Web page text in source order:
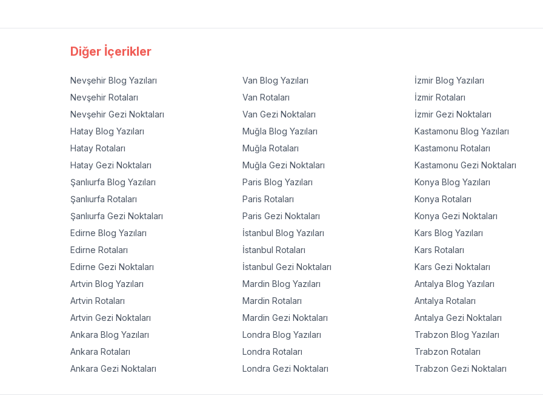
Diğer İçerikler
Nevşehir Blog Yazıları
Nevşehir Rotaları
Nevşehir Gezi Noktaları
Hatay Blog Yazıları
Hatay Rotaları
Hatay Gezi Noktaları
Şanlıurfa Blog Yazıları
Şanlıurfa Rotaları
Şanlıurfa Gezi Noktaları
Edirne Blog Yazıları
Edirne Rotaları
Edirne Gezi Noktaları
Artvin Blog Yazıları
Artvin Rotaları
Artvin Gezi Noktaları
Ankara Blog Yazıları
Ankara Rotaları
Ankara Gezi Noktaları
Van Blog Yazıları
Van Rotaları
Van Gezi Noktaları
Muğla Blog Yazıları
Muğla Rotaları
Muğla Gezi Noktaları
Paris Blog Yazıları
Paris Rotaları
Paris Gezi Noktaları
İstanbul Blog Yazıları
İstanbul Rotaları
İstanbul Gezi Noktaları
Mardin Blog Yazıları
Mardin Rotaları
Mardin Gezi Noktaları
Londra Blog Yazıları
Londra Rotaları
Londra Gezi Noktaları
İzmir Blog Yazıları
İzmir Rotaları
İzmir Gezi Noktaları
Kastamonu Blog Yazıları
Kastamonu Rotaları
Kastamonu Gezi Noktaları
Konya Blog Yazıları
Konya Rotaları
Konya Gezi Noktaları
Kars Blog Yazıları
Kars Rotaları
Kars Gezi Noktaları
Antalya Blog Yazıları
Antalya Rotaları
Antalya Gezi Noktaları
Trabzon Blog Yazıları
Trabzon Rotaları
Trabzon Gezi Noktaları